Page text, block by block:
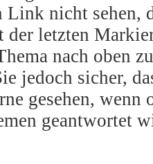
Link nicht
der letzten
nach oben
jedoch sicher,
gesehen,
geantwortet